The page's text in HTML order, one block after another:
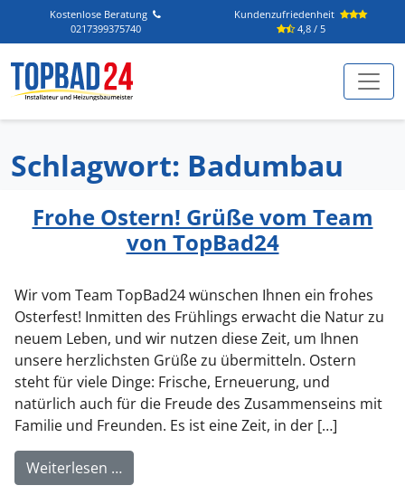
Kostenlose Beratung
0217399375740
Kundenzufriedenheit
4,8 / 5
Hauptnavigation
Schlagwort: Badumbau
Frohe Ostern! Grüße vom Team
von TopBad24
Wir vom Team TopBad24 wünschen Ihnen ein frohes
Osterfest! Inmitten des Frühlings erwacht die Natur zu
neuem Leben, und wir nutzen diese Zeit, um Ihnen
unsere herzlichsten Grüße zu übermitteln. Ostern
steht für viele Dinge: Frische, Erneuerung, und
natürlich auch für die Freude des Zusammenseins mit
Familie und Freunden. Es ist eine Zeit, in der […]
Weiterlesen …